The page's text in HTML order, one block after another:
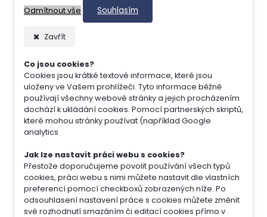
Odmítnout vše
Souhlasím
Zavřít
Co jsou cookies?
Cookies jsou krátké textové informace, které jsou
uloženy ve Vašem prohlížeči. Tyto informace běžně
používají všechny webové stránky a jejich procházením
dochází k ukládání cookies. Pomocí partnerských skriptů,
které mohou stránky používat (například Google
analytics
Jak lze nastavit práci webu s cookies?
Přestože doporučujeme povolit používání všech typů
cookies, práci webu s nimi můžete nastavit dle vlastních
preferencí pomocí checkboxů zobrazených níže. Po
odsouhlasení nastavení práce s cookies můžete změnit
své rozhodnutí smazáním či editací cookies přímo v